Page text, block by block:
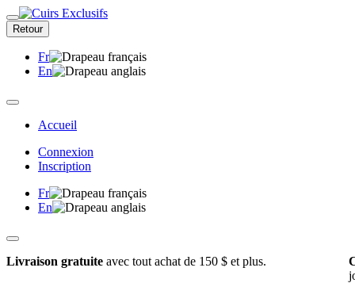
Retour
Fr
En
Accueil
Connexion
Inscription
Fr
En
Livraison gratuite avec tout achat de 150 $ et plus.